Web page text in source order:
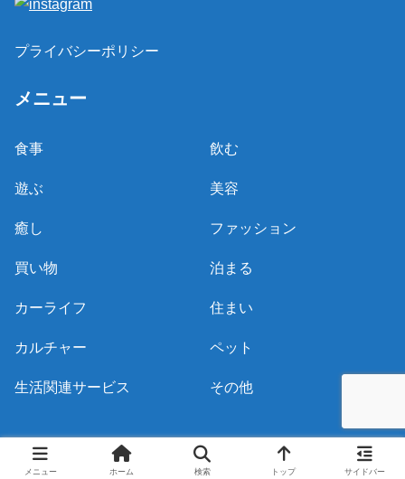
プライバシーポリシー
メニュー
食事 飲む
遊ぶ 美容
癒し ファッション
買い物 泊まる
カーライフ 住まい
カルチャー ペット
生活関連サービス その他
© 2020 おおさきドリームネット.
メニュー ホーム 検索 トップ サイドバー